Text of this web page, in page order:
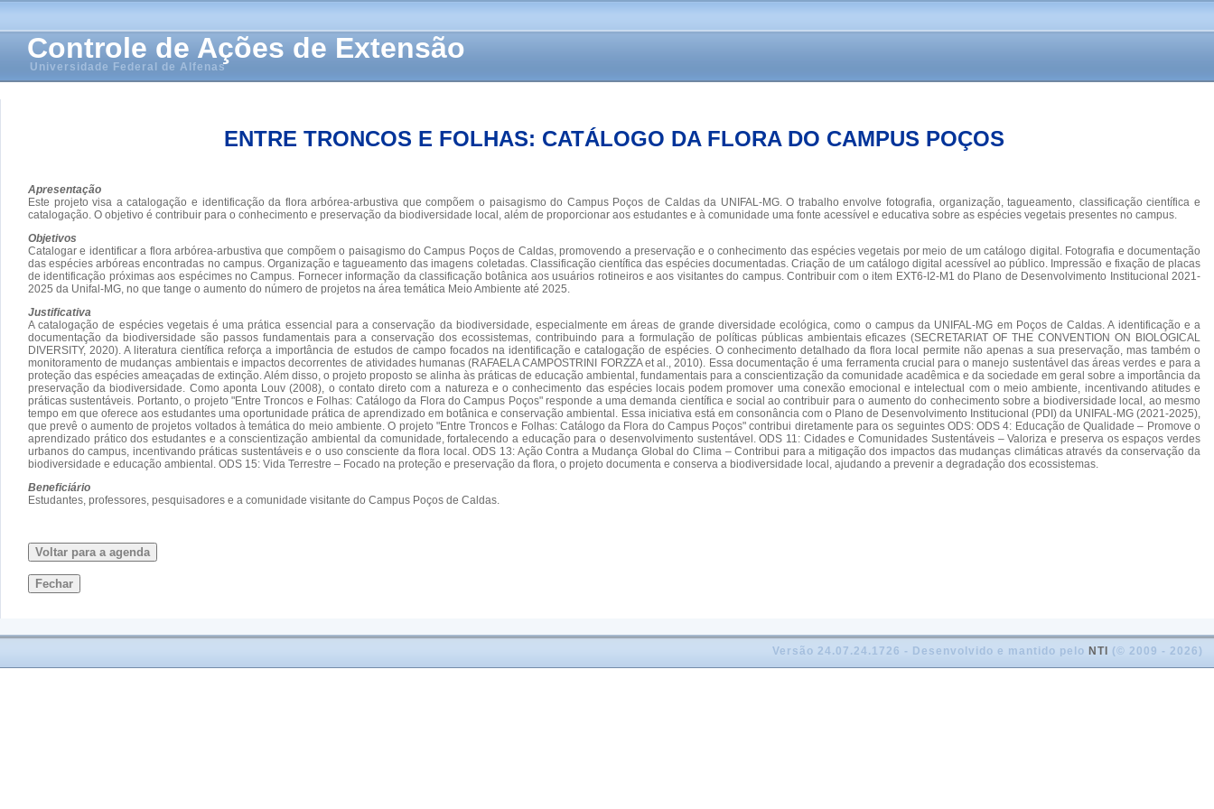
Controle de Ações de Extensão
Universidade Federal de Alfenas
ENTRE TRONCOS E FOLHAS: CATÁLOGO DA FLORA DO CAMPUS POÇOS
Apresentação
Este projeto visa a catalogação e identificação da flora arbórea-arbustiva que compõem o paisagismo do Campus Poços de Caldas da UNIFAL-MG. O trabalho envolve fotografia, organização, tagueamento, classificação científica e
catalogação. O objetivo é contribuir para o conhecimento e preservação da biodiversidade local, além de proporcionar aos estudantes e à comunidade uma fonte acessível e educativa sobre as espécies vegetais presentes no campus.
Objetivos
Catalogar e identificar a flora arbórea-arbustiva que compõem o paisagismo do Campus Poços de Caldas, promovendo a preservação e o conhecimento das espécies vegetais por meio de um catálogo digital. Fotografia e documentação
das espécies arbóreas encontradas no campus. Organização e tagueamento das imagens coletadas. Classificação científica das espécies documentadas. Criação de um catálogo digital acessível ao público. Impressão e fixação de placas
de identificação próximas aos espécimes no Campus. Fornecer informação da classificação botânica aos usuários rotineiros e aos visitantes do campus. Contribuir com o item EXT6-I2-M1 do Plano de Desenvolvimento Institucional 2021-
2025 da Unifal-MG, no que tange o aumento do número de projetos na área temática Meio Ambiente até 2025.
Justificativa
A catalogação de espécies vegetais é uma prática essencial para a conservação da biodiversidade, especialmente em áreas de grande diversidade ecológica, como o campus da UNIFAL-MG em Poços de Caldas. A identificação e a
documentação da biodiversidade são passos fundamentais para a conservação dos ecossistemas, contribuindo para a formulação de políticas públicas ambientais eficazes (SECRETARIAT OF THE CONVENTION ON BIOLOGICAL
DIVERSITY, 2020). A literatura científica reforça a importância de estudos de campo focados na identificação e catalogação de espécies. O conhecimento detalhado da flora local permite não apenas a sua preservação, mas também o
monitoramento de mudanças ambientais e impactos decorrentes de atividades humanas (RAFAELA CAMPOSTRINI FORZZA et al., 2010). Essa documentação é uma ferramenta crucial para o manejo sustentável das áreas verdes e para a
proteção das espécies ameaçadas de extinção. Além disso, o projeto proposto se alinha às práticas de educação ambiental, fundamentais para a conscientização da comunidade acadêmica e da sociedade em geral sobre a importância da
preservação da biodiversidade. Como aponta Louv (2008), o contato direto com a natureza e o conhecimento das espécies locais podem promover uma conexão emocional e intelectual com o meio ambiente, incentivando atitudes e
práticas sustentáveis. Portanto, o projeto "Entre Troncos e Folhas: Catálogo da Flora do Campus Poços" responde a uma demanda científica e social ao contribuir para o aumento do conhecimento sobre a biodiversidade local, ao mesmo
tempo em que oferece aos estudantes uma oportunidade prática de aprendizado em botânica e conservação ambiental. Essa iniciativa está em consonância com o Plano de Desenvolvimento Institucional (PDI) da UNIFAL-MG (2021-2025),
que prevê o aumento de projetos voltados à temática do meio ambiente. O projeto "Entre Troncos e Folhas: Catálogo da Flora do Campus Poços" contribui diretamente para os seguintes ODS: ODS 4: Educação de Qualidade – Promove o
aprendizado prático dos estudantes e a conscientização ambiental da comunidade, fortalecendo a educação para o desenvolvimento sustentável. ODS 11: Cidades e Comunidades Sustentáveis – Valoriza e preserva os espaços verdes
urbanos do campus, incentivando práticas sustentáveis e o uso consciente da flora local. ODS 13: Ação Contra a Mudança Global do Clima – Contribui para a mitigação dos impactos das mudanças climáticas através da conservação da
biodiversidade e educação ambiental. ODS 15: Vida Terrestre – Focado na proteção e preservação da flora, o projeto documenta e conserva a biodiversidade local, ajudando a prevenir a degradação dos ecossistemas.
Beneficiário
Estudantes, professores, pesquisadores e a comunidade visitante do Campus Poços de Caldas.
Voltar para a agenda
Fechar
Versão 24.07.24.1726 - Desenvolvido e mantido pelo NTI (© 2009 - 2026)